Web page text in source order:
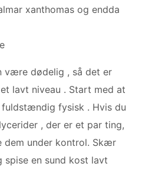
xanthomas og endda
være dødelig , så det er
lavt niveau . Start med at
fysisk . Hvis du
, der er et par ting,
dem under kontrol. Skær
en sund kost lavt